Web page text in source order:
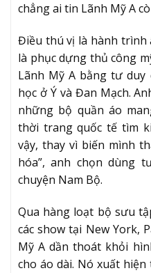
chẳng ai tin Lãnh Mỹ A
Điều thú vị là hành trình
là phục dựng thủ công
Lãnh Mỹ A bằng tư
học ở Ý và Đan Mạch.
những bộ quần áo
thời trang quốc tế tìm
vậy, thay vì biến mình
hóa”, anh chọn dùng
chuyện Nam Bộ.
Qua hàng loạt bộ sưu
các show tại New York,
Mỹ A dần thoát khỏi
cho áo dài. Nó xuất